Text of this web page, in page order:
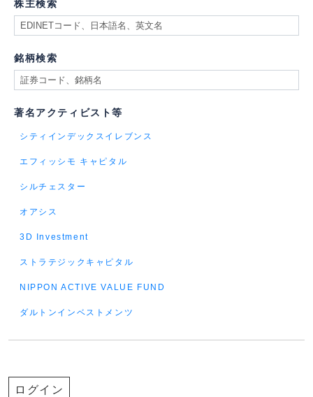
株主検索
銘柄検索
著名アクティビスト等
シティインデックスイレブンス
エフィッシモ キャピタル
シルチェスター
オアシス
3D Investment
ストラテジックキャピタル
NIPPON ACTIVE VALUE FUND
ダルトンインベストメンツ
ログイン